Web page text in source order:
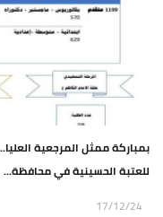
بمباركة ممثل المرجعية
للعتبة الحسينية في محافظة...
17/12/24